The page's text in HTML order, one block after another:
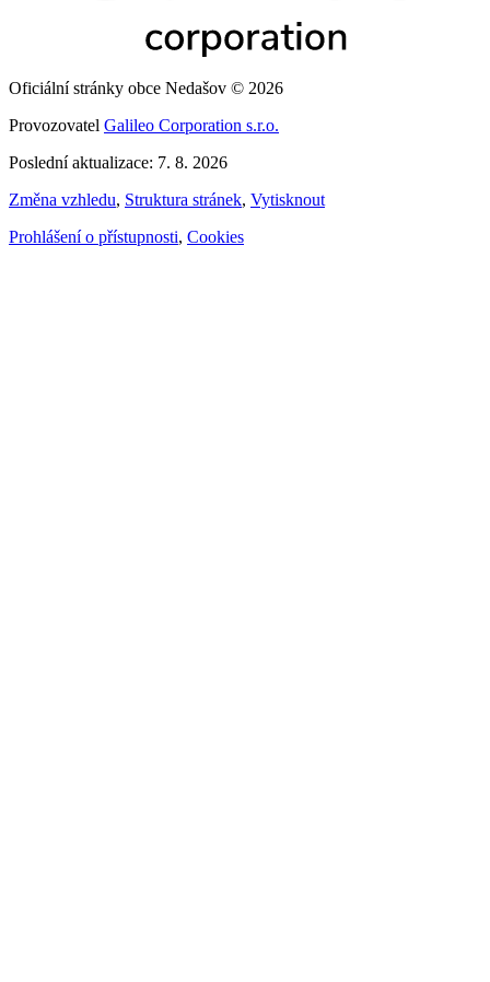
Oficiální stránky obce Nedašov © 2026
Provozovatel Galileo Corporation s.r.o.
Poslední aktualizace: 7. 8. 2026
Změna vzhledu, Struktura stránek, Vytisknout
Prohlášení o přístupnosti, Cookies